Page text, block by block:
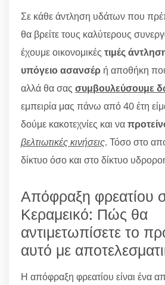
Σε κάθε άντληση υδάτων που
θα βρείτε τους καλύτερους
έχουμε οικονομικές τιμές
υπόγειο ασανσέρ ή αποθήκη
αλλά θα σας συμβουλεύσουμε
εμπειρία μας πάνω από 40 έτη
δούμε κακοτεχνίες και να
βελτιωτικές κινήσεις. Τόσο στο
δίκτυο όσο και στο δίκτυο
Απόφραξη φρεατίου
Κεραμεικό: Πώς θα
αντιμετωπίσετε το
αυτό με
Η απόφραξη φρεατίου είναι ένα